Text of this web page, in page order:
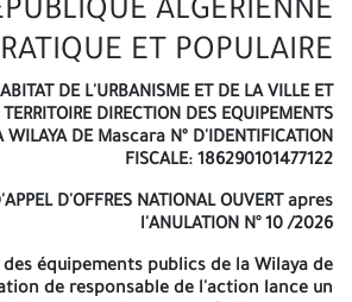
date retenue pour la remise des offres et
le premier jour ouvrable qui suit. La date
et financière aura lieu à la date de dépôt
Les offres resteront valides pendant une
à la durée de la préparation des offres
mois à compter de la date du dépôt des
sont cordialement invitées à la
=-=-=-
ALGÉRIENNE
ALGÉRIENNE
ET POPULAIRE
DE L'URBANISME ET DE LA VILLE ET
DIRECTION DES EQUIPEMENTS
WILAYA DE Mascara Nº D'IDENTIFICATION
FISCALE: 186290101477122
D'OFFRES NATIONAL OUVERT apres
l'ANULATION N° 10 /2026
équipements publics de la Wilaya de
de responsable de l'action lance un